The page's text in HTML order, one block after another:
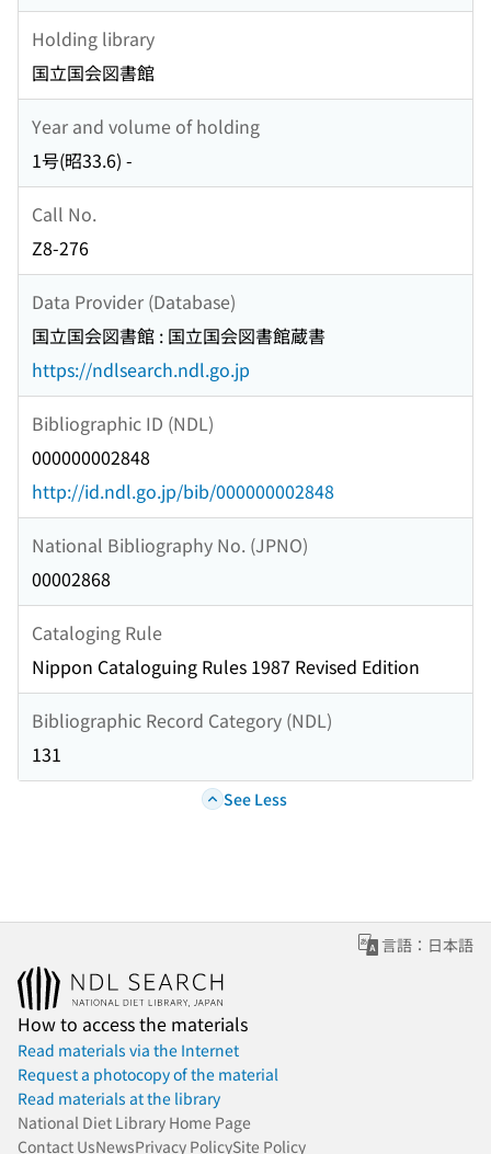
Holding library
国立国会図書館
Year and volume of holding
1号(昭33.6) -
Call No.
Z8-276
Data Provider (Database)
国立国会図書館 : 国立国会図書館蔵書
https://ndlsearch.ndl.go.jp
Bibliographic ID (NDL)
000000002848
http://id.ndl.go.jp/bib/000000002848
National Bibliography No. (JPNO)
00002868
Cataloging Rule
Nippon Cataloguing Rules 1987 Revised Edition
Bibliographic Record Category (NDL)
131
See Less
言語：日本語
How to access the materials
Read materials via the Internet
Request a photocopy of the material
Read materials at the library
National Diet Library Home Page
Contact UsNewsPrivacy PolicySite Policy